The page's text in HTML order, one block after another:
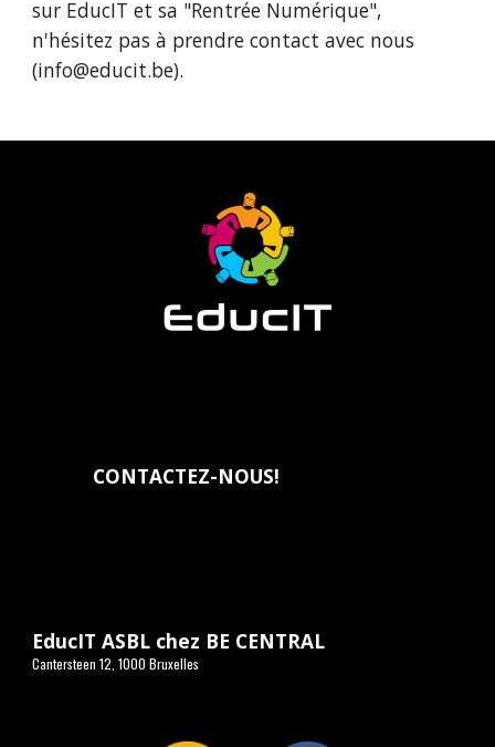
sur EducIT et sa "Rentrée Numérique",
n'hésitez pas à prendre contact avec nous
(info@educit.be).
CONTACTEZ-NOUS!
EducIT ASBL chez BE CENTRAL
Cantersteen 12, 1000 Bruxelles